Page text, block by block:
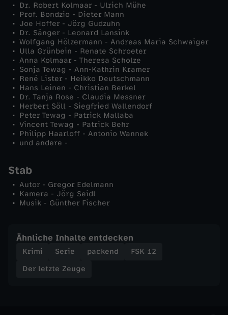
n
n
k
o
m
m
z
u
ü
Dr. Robert Kolmaar - Ulrich Mühe
Prof. Bondzio - Dieter Mann
Joe Hoffer - Jörg Gudzuhn
Dr. Sänger - Leonard Lansink
Wolfgang Hölzermann - Andreas Maria Schwaiger
Ulla Grünbein - Renate Schroeter
Anna Kolmaar - Theresa Scholze
Sonja Tewag - Ann-Kathrin Kramer
René Lister - Heikko Deutschmann
Hans Leinen - Christian Berkel
Dr. Tanja Rose - Claudia Messner
Herbert Söll - Siegfried Wallendorf
Peter Tewag - Patrick Mallaba
Vincent Tewag - Patrick Behr
Philipp Haarloff - Antonio Wannek
und andere -
Stab
Autor - Gregor Edelmann
Kamera - Jörg Seidl
Musik - Günther Fischer
Ähnliche Inhalte entdecken
Krimi Serie packend
FSK 12
Der letzte Zeuge